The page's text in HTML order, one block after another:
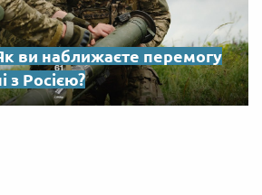
ви наближаєте перемогу
з Росією?